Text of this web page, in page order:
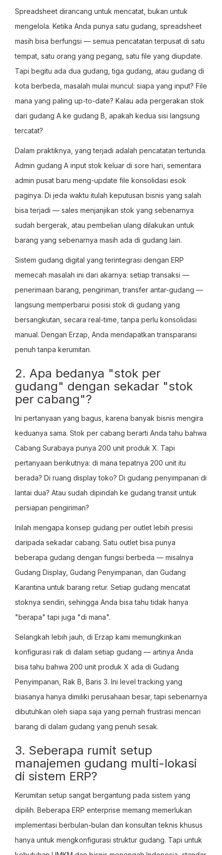
Spreadsheet dirancang untuk mencatat, bukan untuk
mengelola. Ketika Anda punya satu gudang, spreadsheet
masih bisa berfungsi — semua pencatatan terpusat di satu
tempat, satu orang yang pegang, satu file yang diupdate.
Tapi begitu ada dua gudang, tiga gudang, atau gudang di
kota berbeda, masalah mulai muncul: siapa yang input? File
mana yang paling up-to-date? Kalau ada pergerakan stok
dari gudang A ke gudang B, apakah kedua sisi langsung
tercatat?
Dalam praktiknya, yang terjadi adalah pencatatan tertunda.
Admin gudang A input stok keluar di sore hari, sementara
admin pusat baru meng-update file konsolidasi esok
paginya. Di jeda waktu itulah keputusan bisnis yang salah
bisa terjadi — sales menjanjikan stok yang sebenarnya
sudah bergerak, atau pembelian ulang dilakukan untuk
barang yang sebenarnya masih ada di gudang lain.
Sistem gudang digital yang terintegrasi dengan ERP
memecah masalah ini dari akarnya: setiap transaksi —
penerimaan barang, pengiriman, transfer antar-gudang —
langsung memperbarui posisi stok di gudang yang
bersangkutan, secara real-time, tanpa perlu konsolidasi
manual. Dengan Erzap, Anda mendapatkan transparansi
penuh tanpa kerumitan.
2. Apa bedanya "stok per
gudang" dengan sekadar "stok
per cabang"?
Ini pertanyaan yang bagus, karena banyak bisnis mengira
keduanya sama. Stok per cabang berarti Anda tahu bahwa
Cabang Surabaya punya 200 unit produk X. Tapi
pertanyaan berikutnya: di mana tepatnya 200 unit itu
berada? Di ruang display toko? Di gudang penyimpanan di
lantai dua? Atau sudah dipindah ke gudang transit untuk
persiapan pengiriman?
Inilah mengapa konsep gudang per outlet lebih presisi
daripada sekadar cabang. Satu outlet bisa punya
beberapa gudang dengan fungsi berbeda — misalnya
Gudang Display, Gudang Penyimpanan, dan Gudang
Karantina untuk barang retur. Setiap gudang mencatat
stoknya sendiri, sehingga Anda bisa tahu tidak hanya
"berapa" tapi juga "di mana".
Selangkah lebih jauh, di Erzap kami memungkinkan
konfigurasi rak di dalam setiap gudang — artinya Anda
bisa tahu bahwa 200 unit produk X ada di Gudang
Penyimpanan, Rak B, Baris 3. Ini level tracking yang
biasanya hanya dimiliki perusahaan besar, tapi sebenarnya
dibutuhkan oleh siapa saja yang pernah frustrasi mencari
barang di dalam gudang yang penuh sesak.
3. Seberapa rumit setup
manajemen gudang multi-lokasi
di sistem ERP?
Kerumitan setup sangat bergantung pada sistem yang
dipilih. Beberapa ERP enterprise memang memerlukan
implementasi berbulan-bulan dan konsultan teknis khusus
hanya untuk mengkonfigurasi struktur gudang. Tapi untuk